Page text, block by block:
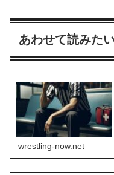
あわせて読みた
wrestling-now.net